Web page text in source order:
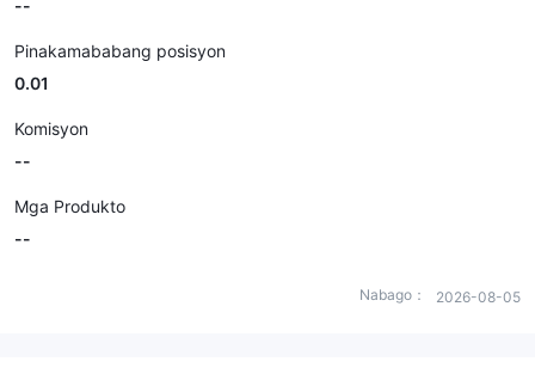
--
Pinakamababang posisyon
0.01
Komisyon
--
Mga Produkto
--
Nabago： 2026-08-05